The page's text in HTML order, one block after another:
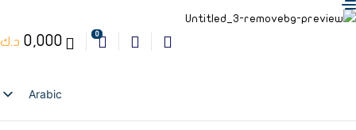
0
0,000 د.ك
Arabic
English